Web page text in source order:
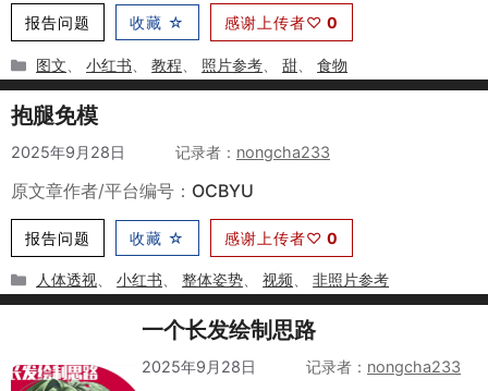
报告问题 收藏 ☆ 感谢上传者♡ 0
分
类
图文 、小红书 、教程 照片参考 、甜 、食物
抱腿免模
2025年9月28日 nongcha233
原文章作者/平台编号： OCBYU
报告问题 收藏 ☆ 感谢上传者♡ 0
分
类
人体透视、小红书、整体姿势、视频、非照片参考
一个长发绘制思路
2025年9月28日 nongcha233